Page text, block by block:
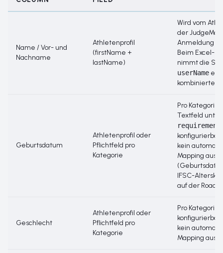
Name / Vor- und
Nachname
Athletenprofil
(firstName +
lastName)
Wird vom
der
Anmeldung
Beim Excel-
nimmt die
userName
kombinierten
Geburtsdatum
Athletenprofil oder
Pflichtfeld pro
Kategorie
Pro Kategorie
Textfeld unter
kein
Mapping aus
IFSC-
auf der
Geschlecht
Athletenprofil oder
Pflichtfeld pro
Kategorie
Pro Kategorie
kein
Mapping aus